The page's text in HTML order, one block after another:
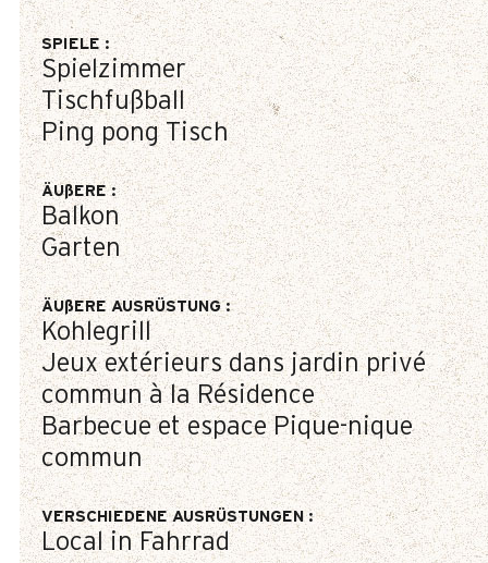
SPIELE:
Spielzimmer
Tischfußball
Ping pong Tisch
ÄUßERE:
Balkon
Garten
ÄUßERE AUSRÜSTUNG:
Kohlegrill
Jeux extérieurs dans jardin privé
commun à la Résidence
Barbecue et espace Pique-nique
commun
VERSCHIEDENE AUSRÜSTUNGEN:
Local in Fahrrad